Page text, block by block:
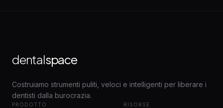
dentalspace
Costruiamo strumenti puliti, veloci e intelligenti per liberare i
dentisti dalla burocrazia.
PRODOTTO RISORSE